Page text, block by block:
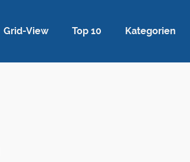
Grid-View Top 10 Kategorien